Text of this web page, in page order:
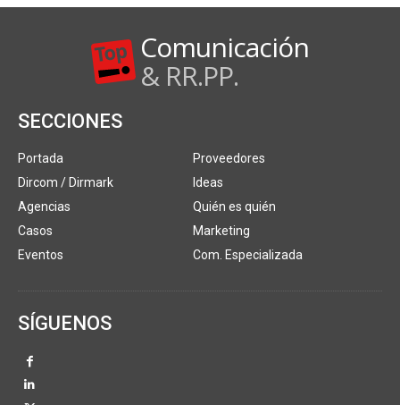
Comunicación
& RR.PP.
SECCIONES
Portada
Dircom / Dirmark
Agencias
Casos
Eventos
Proveedores
Ideas
Quién es quién
Marketing
Com. Especializada
SÍGUENOS